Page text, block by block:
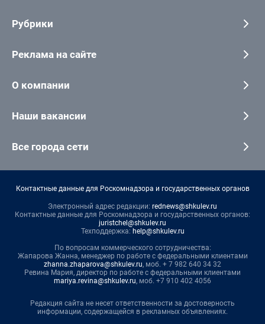
Рубрики
Реклама на сайте
О компании
Наши вакансии
Все города сети
Контактные данные для Роскомнадзора и государственных органов
Электронный адрес редакции: rednews@shkulev.ru
Контактные данные для Роскомнадзора и государственных органов:
juristchel@shkulev.ru
Техподдержка: help@shkulev.ru
По вопросам коммерческого сотрудничества:
Жапарова Жанна, менеджер по работе с федеральными клиентами
zhanna.zhaparova@shkulev.ru, моб. + 7 982 640 34 32
Ревина Мария, директор по работе с федеральными клиентами
mariya.revina@shkulev.ru, моб. +7 910 402 4056
Редакция сайта не несет ответственности за достоверность
информации, содержащейся в рекламных объявлениях.